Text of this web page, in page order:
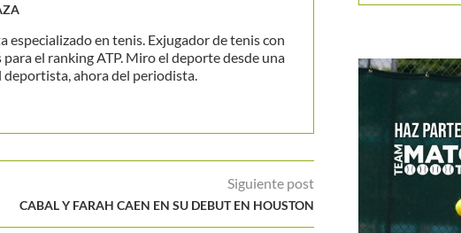
en tenis. Exjugador de tenis con
el ranking ATP. Miro el deporte desde una
deportista, ahora del periodista.
Siguiente post
CABAL Y FARAH CAEN EN SU DEBUT EN HOUSTON